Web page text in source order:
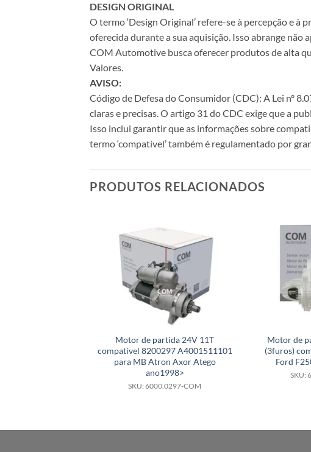
DESIGN ORIGINAL
O termo ‘Design Original’ refere-se à percepção e
oferecida durante a sua aquisição. Isso abrange não
COM Automotive busca oferecer produtos de alta
Valores.
AVISO:
Código de Defesa do Consumidor (CDC): A Lei nº
claras e precisas. O artigo 31 do CDC exige que a
Isso inclui garantir que as informações sobre
termo ‘compatível’ também é regulamentado por
PRODUTOS RELACIONADOS
Motor de partida 24V 11T
compatível 8200297 A4001511101
para MB Atron Axor Atego
ano1998>
SKU: 6000.0297-COM
Motor de
(3furos)
Ford
SKU: